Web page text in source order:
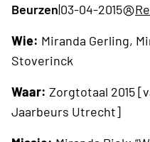
Beurzen|03-04-2015
Wie: Miranda Gerling,
Stoverinck
Waar: Zorgtotaal 2015
Jaarbeurs Utrecht]